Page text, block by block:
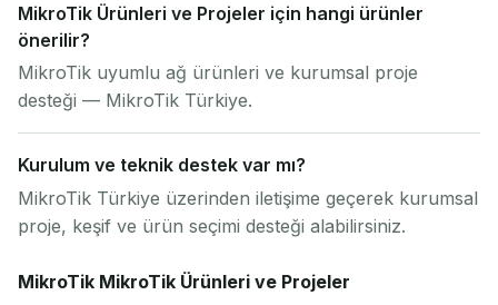
MikroTik Ürünleri ve Projeler için hangi ürünler
önerilir?
MikroTik uyumlu ağ ürünleri ve kurumsal proje
desteği — MikroTik Türkiye.
Kurulum ve teknik destek var mı?
MikroTik Türkiye üzerinden iletişime geçerek kurumsal
proje, keşif ve ürün seçimi desteği alabilirsiniz.
MikroTik MikroTik Ürünleri ve Projeler